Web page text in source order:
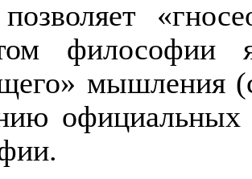
философии
мышления (
официальных